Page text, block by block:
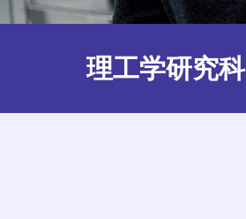
理工学研究科